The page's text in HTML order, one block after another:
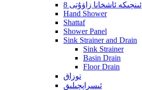
8 ئىنچىكە ئاشخانا زاۋۇتى
Hand Shower
Shattaf
Shower Panel
Sink Strainer and Drain
Sink Strainer
Basin Drain
Floor Drain
توزاق
ئىسراپچىلىق